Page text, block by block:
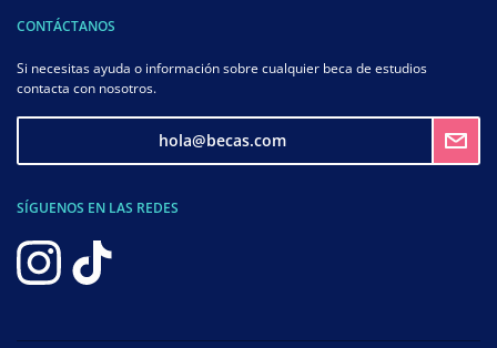
CONTÁCTANOS
Si necesitas ayuda o información sobre cualquier beca de estudios
contacta con nosotros.
hola@becas.com
SÍGUENOS EN LAS REDES